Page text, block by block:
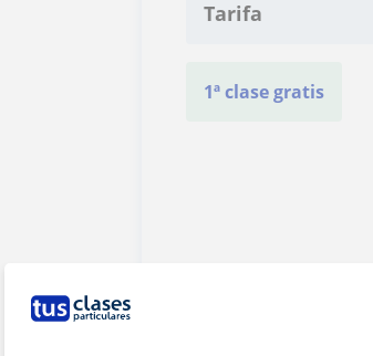
Tarifa
1ª clase gratis